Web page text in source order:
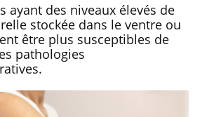
ayant des niveaux élevés de
stockée dans le ventre ou
être plus susceptibles de
pathologies